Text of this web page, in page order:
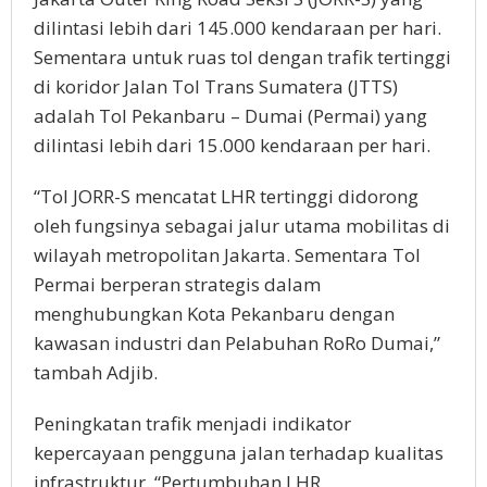
dilintasi lebih dari 145.000 kendaraan per hari.
Sementara untuk ruas tol dengan trafik tertinggi
di koridor Jalan Tol Trans Sumatera (JTTS)
adalah Tol Pekanbaru – Dumai (Permai) yang
dilintasi lebih dari 15.000 kendaraan per hari.
“Tol JORR-S mencatat LHR tertinggi didorong
oleh fungsinya sebagai jalur utama mobilitas di
wilayah metropolitan Jakarta. Sementara Tol
Permai berperan strategis dalam
menghubungkan Kota Pekanbaru dengan
kawasan industri dan Pelabuhan RoRo Dumai,”
tambah Adjib.
Peningkatan trafik menjadi indikator
kepercayaan pengguna jalan terhadap kualitas